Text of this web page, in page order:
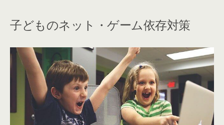
子どものネット・ゲーム依存対策